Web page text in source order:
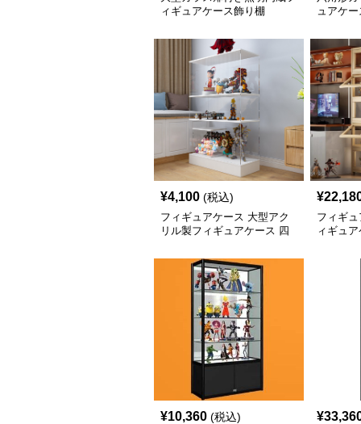
ィギュアケース飾り棚
ュアケ
¥4,100 (税込)
フィギュアケース 大型アク
リル製フィギュアケース 四
¥
フィギ
ィギュ
¥10,360 (税込) ¥